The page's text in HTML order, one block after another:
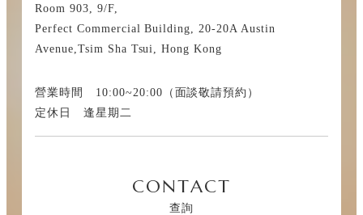
Room 903, 9/F,
Perfect Commercial Building, 20-20A Austin
Avenue,Tsim Sha Tsui, Hong Kong
營業時間 10:00~20:00（面談敬請預約）
定休日 逢星期二
CONTACT
查詢